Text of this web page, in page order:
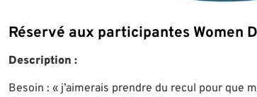
Réservé aux participantes Women
Description :
Besoin : « j’aimerais prendre du recul pour que